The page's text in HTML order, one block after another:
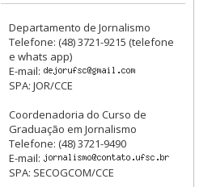
Departamento de Jornalismo
Telefone: (48) 3721-9215 (telefone
e whats app)
E-mail:
SPA: JOR/CCE
Coordenadoria do Curso de
Graduação em Jornalismo
Telefone: (48) 3721-9490
E-mail:
SPA: SECOGCOM/CCE